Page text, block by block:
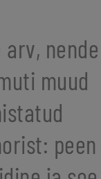
arv, nende
muud
peen